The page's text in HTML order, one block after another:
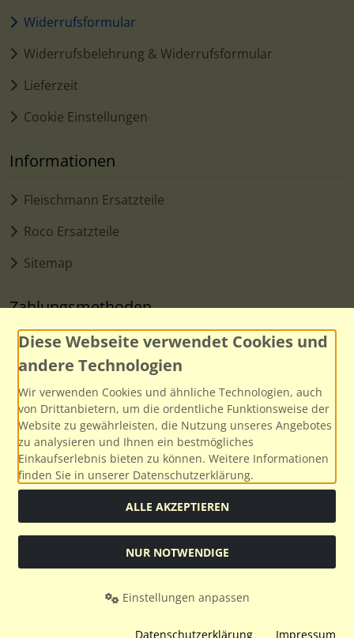
Widerrufsformular
Widerrufsbelehrung & Widerrufsformular
Lieferzeit
Cookie Einstellungen
Informationen
Fleischmann Ersatzteile
Roco Ersatzteile
Sitemap
Zahlungsmethoden
Social Media
durchgestrichenen Preise entsprechen dem bisherigen Preis
Diese Webseite verwendet Cookies und
andere Technologien
Wir verwenden Cookies und ähnliche Technologien, auch
von Drittanbietern, um die ordentliche Funktionsweise der
Website zu gewährleisten, die Nutzung unseres Angebotes
zu analysieren und Ihnen ein bestmögliches
Einkaufserlebnis bieten zu können. Weitere Informationen
finden Sie in unserer Datenschutzerklärung.
ALLE AKZEPTIEREN
NUR NOTWENDIGE
Einstellungen anpassen
Datenschutzerklärung Impressum